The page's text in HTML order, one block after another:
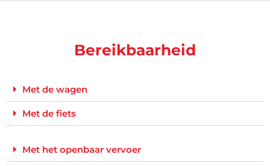
Bereikbaarheid
Met de wagen
Met de fiets
Met het openbaar vervoer